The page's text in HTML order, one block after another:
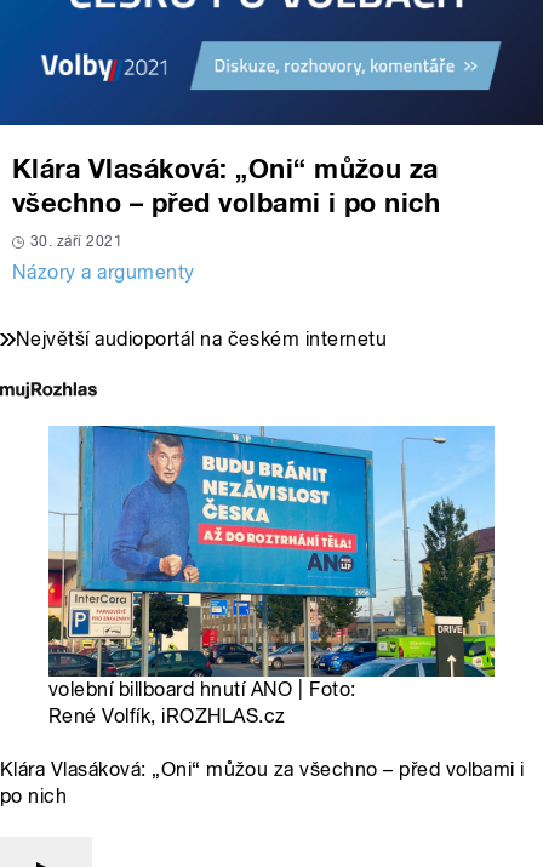
Klára Vlasáková: „Oni“ můžou za
všechno – před volbami i po nich
30. září 2021
Názory a argumenty
Největší audioportál na českém internetu
volební billboard hnutí ANO | Foto:
René Volfík, iROZHLAS.cz
Klára Vlasáková: „Oni“ můžou za všechno – před volbami i
po nich